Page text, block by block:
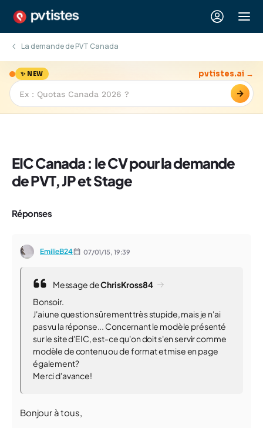
La demande de PVT Canada
✨ NEW
→
pvtistes.ai →
EIC Canada : le CV pour la demande
de PVT, JP et Stage
Réponses
EmilieB24 07/01/15, 19:39
Message deChrisKross84
Bonsoir.
J'ai une question sûrement très stupide, mais je n'ai
pas vu la réponse... Concernant le modèle présenté
sur le site d'EIC, est-ce qu'on doit s'en servir comme
modèle de contenu ou de format et mise en page
également?
Merci d'avance!
Bonjour à tous,